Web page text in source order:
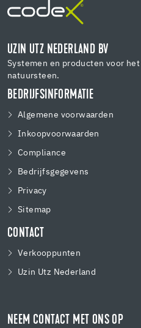
UZIN UTZ NEDERLAND BV
Systemen en producten voor
natuursteen.
BEDRIJFSINFORMATIE
Algemene voorwaarden
Inkoopvoorwaarden
Compliance
Bedrijfsgegevens
Privacy
Sitemap
CONTACT
Verkooppunten
Uzin Utz Nederland
NEEM CONTACT MET ONS OP